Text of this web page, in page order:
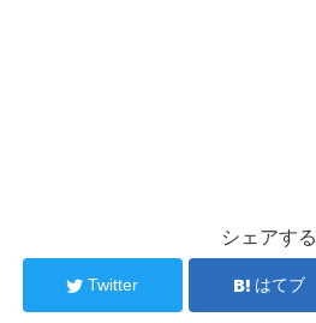
シェアする
Twitter はてブ